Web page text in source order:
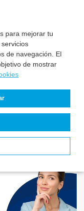
para mejorar tu
de navegación. El
de mostrar
la relaci...